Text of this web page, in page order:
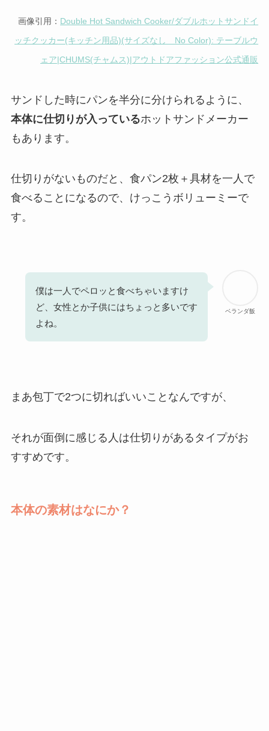
画像引用： Double Hot Sandwich Cooker/ダブルホットサンドイ
ッチクッカー(キッチン用品)(サイズなし No Color): テーブルウ
ェア|CHUMS(チャムス)|アウトドアファッション公式通販
サンドした時にパンを半分に分けられるように、
本体に仕切りが入っているホットサンドメーカー
もあります。
仕切りがないものだと、食パン2枚＋具材を一人で
食べることになるので、けっこうボリューミーで
す。
ベランダ飯
僕は一人でペロッと食べちゃいますけ
ど、女性とか子供にはちょっと多いです
よね。
まあ包丁で2つに切ればいいことなんですが、
それが面倒に感じる人は仕切りがあるタイプがお
すすめです。
本体の素材はなにか？